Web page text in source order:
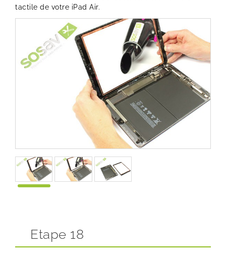
tactile de votre iPad Air.
Etape 18